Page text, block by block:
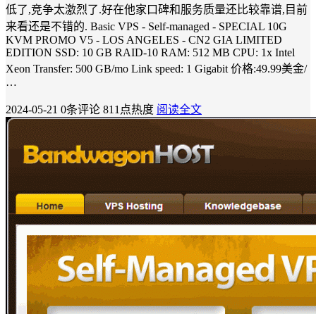
低了,竞争太激烈了.好在他家口碑和服务质量还比较靠谱,目前
来看还是不错的. Basic VPS - Self-managed - SPECIAL 10G
KVM PROMO V5 - LOS ANGELES - CN2 GIA LIMITED
EDITION SSD: 10 GB RAID-10 RAM: 512 MB CPU: 1x Intel
Xeon Transfer: 500 GB/mo Link speed: 1 Gigabit 价格:49.99美金/
…
2024-05-21 0条评论 811点热度 阅读全文